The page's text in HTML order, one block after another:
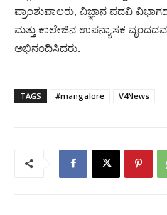
ಪ್ರಾಂಶುಪಾಲರು, ವಿಜ್ಞಾನ ಪದವಿ
ಮತ್ತು ಕಾಲೇಜಿನ ಉಪನ್ಯಾಸಕ
ಅಭಿನಂದಿಸಿದರು.
TAGS #mangalore V4News